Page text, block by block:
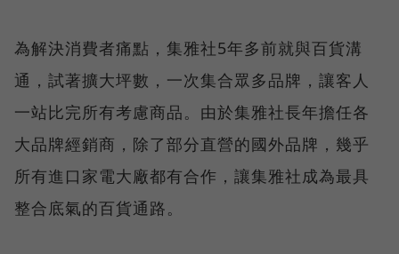
為解決消費者痛點，集雅社5年多前就與百貨溝
通，試著擴大坪數，一次集合眾多品牌，讓客人
一站比完所有考慮商品。由於集雅社長年擔任各
大品牌經銷商，除了部分直營的國外品牌，幾乎
所有進口家電大廠都有合作，讓集雅社成為最具
整合底氣的百貨通路。